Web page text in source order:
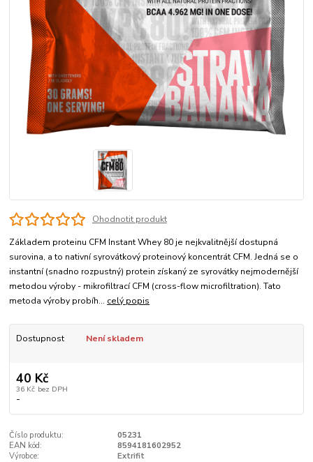
Ohodnotit produkt
Základem proteinu CFM Instant Whey 80 je nejkvalitnější dostupná
surovina, a to nativní syrovátkový proteinový koncentrát CFM. Jedná se o
instantní (snadno rozpustný) protein získaný ze syrovátky nejmodernější
metodou výroby - mikrofiltrací CFM (cross-flow microfiltration). Tato
metoda výroby probíh... celý popis
Dostupnost Není skladem
40 Kč
36 Kč bez DPH
-
Číslo produktu:
05231
EAN kód:
8594181602952
Výrobce:
Extrifit